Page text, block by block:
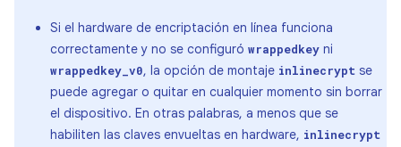
Si el hardware de encriptación en línea funciona
correctamente y no se configuró wrappedkey ni
wrappedkey_v0, la opción de montaje inlinecrypt se
puede agregar o quitar en cualquier momento sin borrar
el dispositivo. En otras palabras, a menos que se
habiliten las claves envueltas en hardware, inlinecrypt